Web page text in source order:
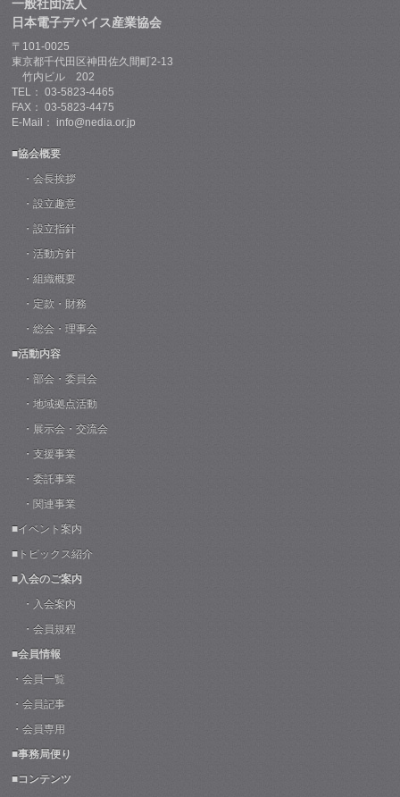
一般社団法人
日本電子デバイス産業協会
〒101-0025
東京都千代田区神田佐久間町2-13
竹内ビル 202
TEL： 03-5823-4465
FAX： 03-5823-4475
E-Mail： info@nedia.or.jp
■協会概要
・会長挨拶
・設立趣意
・設立指針
・活動方針
・組織概要
・定款・財務
・総会・理事会
■活動内容
・部会・委員会
・地域拠点活動
・展示会・交流会
・支援事業
・委託事業
・関連事業
■イベント案内
■トピックス紹介
■入会のご案内
・入会案内
・会員規程
■会員情報
・会員一覧
・会員記事
・会員専用
■事務局便り
■コンテンツ